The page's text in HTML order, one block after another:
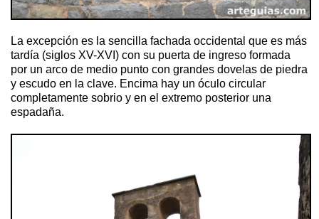
La excepción es la sencilla fachada occidental que es más
tardía (siglos XV-XVI) con su puerta de ingreso formada
por un arco de medio punto con grandes dovelas de piedra
y escudo en la clave. Encima hay un óculo circular
completamente sobrio y en el extremo posterior una
espadaña.